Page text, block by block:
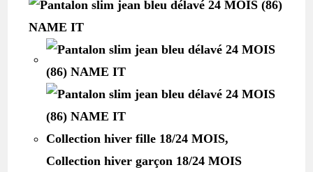
Collection hiver fille 18/24 MOIS,
Collection hiver garçon 18/24 MOIS